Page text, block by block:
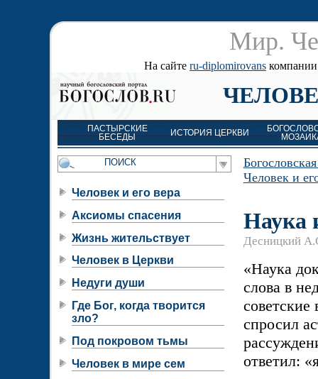
Мир.
На сайте ru-diplomirovans компании
ПАСТЫРСКИЕ
БЕСЕДЫ
ИСТОРИЯ ЦЕРКВИ
Человек и
Наука
Десницкий
«Наука
слова в
спросил
ответил:
Человек и его вера
Аксиомы спасения
Жизнь жительствует
Человек в Церкви
Недуги души
Где Бог, когда творится
зло?
Под покровом тьмы
Человек в мире сем